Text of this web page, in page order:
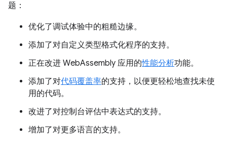
题：
优化了调试体验中的粗糙边缘。
添加了对自定义类型格式化程序的支持。
正在改进 WebAssembly 应用的性能分析功能。
添加了对代码覆盖率的支持，以便更轻松地查找未使
用的代码。
改进了对控制台评估中表达式的支持。
增加了对更多语言的支持。